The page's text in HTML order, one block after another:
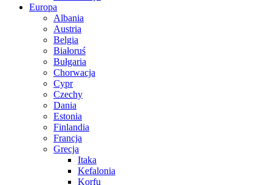
Europa
Albania
Austria
Belgia
Białoruś
Bułgaria
Chorwacja
Cypr
Czechy
Dania
Estonia
Finlandia
Francja
Grecja
Itaka
Kefalonia
Korfu